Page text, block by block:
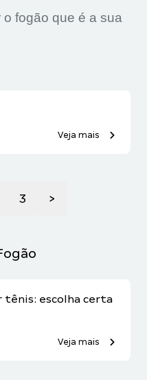
fogão que é a sua
Veja mais
3 >
tênis: escolha certa
Veja mais